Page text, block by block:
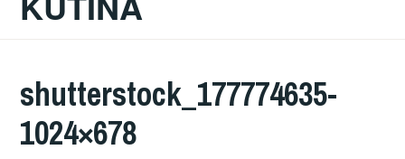
shutterstock_177774635-
1024×678